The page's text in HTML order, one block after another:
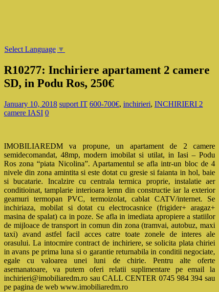
Select Language ▼
R10277: Inchiriere apartament 2 camere
SD, in Podu Ros, 250€
January 10, 2018 suport IT 600-700€, inchirieri, INCHIRIERI 2
camere IASI 0
IMOBILIAREDM va propune, un apartament de 2 camere
semidecomandat, 48mp, modern imobilat si utilat, in Iasi – Podu
Ros zona “piata Nicolina”. Apartamentul se afla intr-un bloc de 4
nivele din zona amintita si este dotat cu gresie si faianta in hol, baie
si bucatarie. Incalzire cu centrala termica proprie, instalatie aer
conditioinat, tamplarie interioara lemn din constructie iar la exterior
geamuri termopan PVC, termoizolat, cablat CATV/internet. Se
inchiriaza, mobilat si dotat cu electrocasnice (frigider+ aragaz+
masina de spalat) ca in poze. Se afla in imediata apropiere a statiilor
de mijloace de transport in comun din zona (tramvai, autobuz, maxi
taxi) avand astfel facil acces catre toate zonele de interes ale
orasului. La intocmire contract de inchiriere, se solicita plata chiriei
in avans pe prima luna si o garantie returnabila in conditii negociate,
egale cu valoarea unei luni de chirie. Pentru alte oferte
asemanatoare, va putem oferi relatii suplimentare pe email la
inchirieri@imobiliaredm.ro sau CALL CENTER 0745 984 394 sau
pe pagina de web www.imobiliaredm.ro